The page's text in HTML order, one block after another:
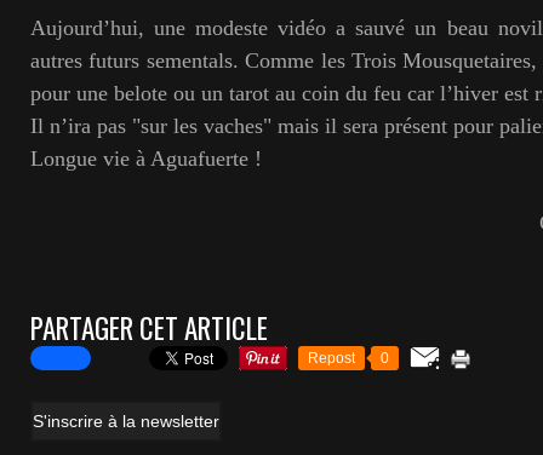
Aujourd’hui, une modeste vidéo a sauvé un beau
autres futurs sementals. Comme les Trois
pour une belote ou un tarot au coin du feu car l’hiver est
Il n’ira pas "sur les vaches" mais il sera présent pour
Longue vie à Aguafuerte !
Gilbert
PARTAGER CET ARTICLE
Repost 0
S'inscrire à la newsletter